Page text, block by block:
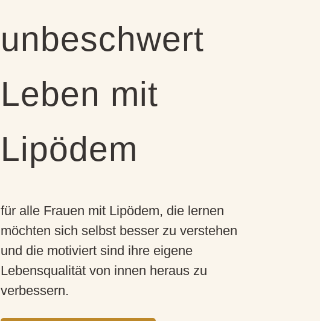
unbeschwert
Leben mit
Lipödem
für alle Frauen mit Lipödem, die lernen
möchten sich selbst besser zu verstehen
und die motiviert sind ihre eigene
Lebensqualität von innen heraus zu
verbessern.